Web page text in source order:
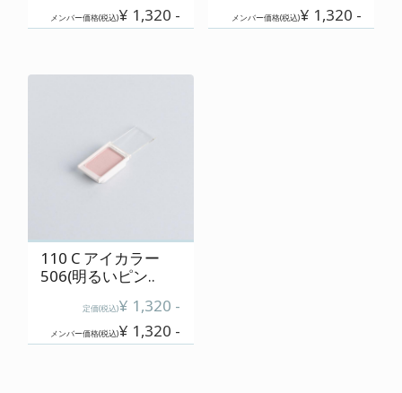
メンバー価格(税込)¥ 1,320 - メンバー価格(税込)¥ 1,320 -
110 C アイカラー
506(明るいピン..
定価(税込)¥ 1,320 -
メンバー価格(税込)¥ 1,320 -